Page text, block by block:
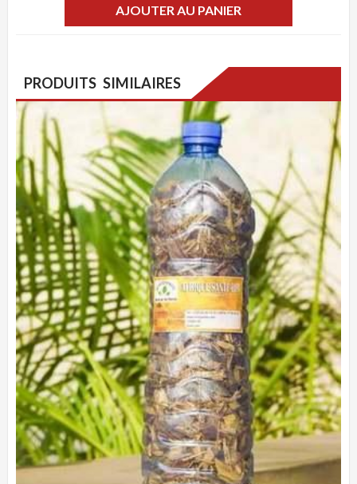
AJOUTER AU PANIER
PRODUITS SIMILAIRES